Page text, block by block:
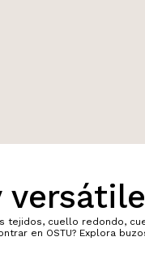
cuello redondo,
en OSTU? Explora